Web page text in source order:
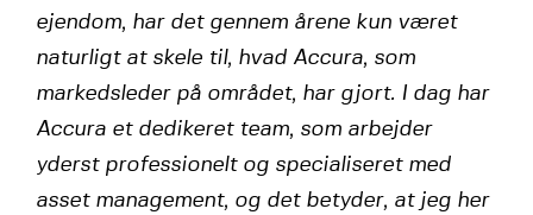
ejendom, har det gennem årene kun været
naturligt at skele til, hvad Accura, som
markedsleder på området, har gjort. I dag har
Accura et dedikeret team, som arbejder
yderst professionelt og specialiseret med
asset management, og det betyder, at jeg her